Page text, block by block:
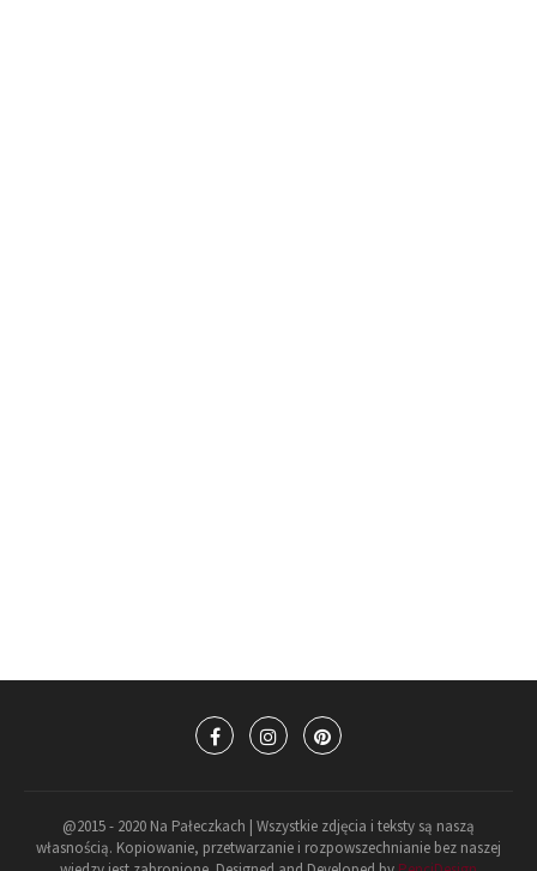
@2015 - 2020 Na Pałeczkach | Wszystkie zdjęcia i teksty są naszą
własnością. Kopiowanie, przetwarzanie i rozpowszechnianie bez naszej